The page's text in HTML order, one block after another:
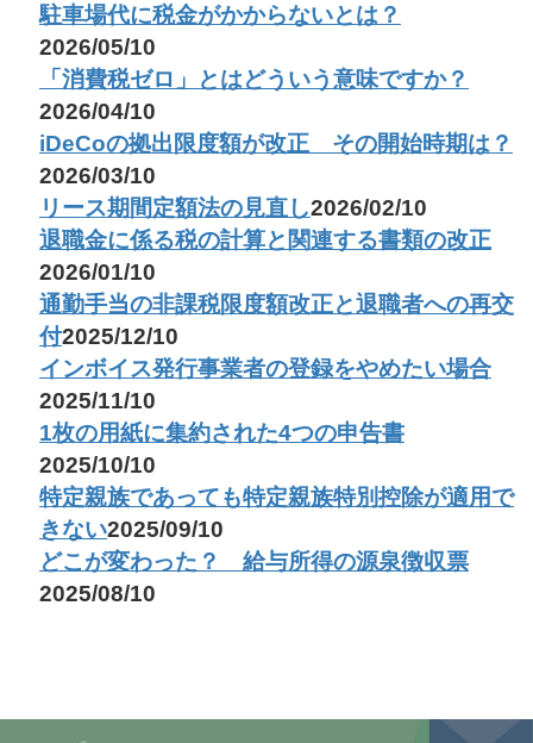
駐車場代に税金がかからないとは？
2026/05/10
「消費税ゼロ」とはどういう意味ですか？
2026/04/10
iDeCoの拠出限度額が改正 その開始時期は？
2026/03/10
リース期間定額法の見直し2026/02/10
退職金に係る税の計算と関連する書類の改正
2026/01/10
通勤手当の非課税限度額改正と退職者への再交
付2025/12/10
インボイス発行事業者の登録をやめたい場合
2025/11/10
1枚の用紙に集約された4つの申告書
2025/10/10
特定親族であっても特定親族特別控除が適用で
きない2025/09/10
どこが変わった？ 給与所得の源泉徴収票
2025/08/10